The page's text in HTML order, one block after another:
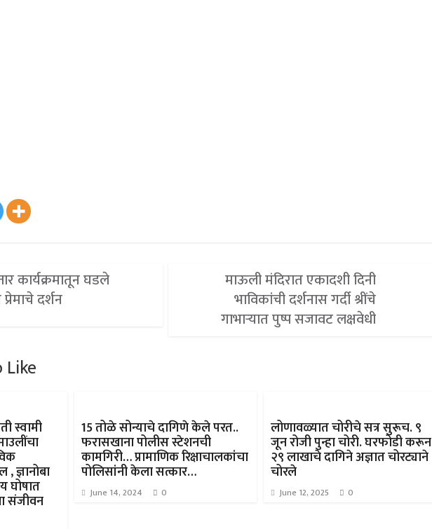
कार्यक्रमातून घडले
प्रेमाचे दर्शन
माऊली मंदिरात एकादशी दिनी
भाविकांची दर्शनास गर्दी श्रींचे
गाभाऱ्यात पुष्प सजावट लक्षवेधी
Like
स्वामी
, ज्ञानोबा
घोषात
संजीवन
15 तोळे सोन्याचे दागिणे केले परत..
फरासखाना पोलीस स्टेशनची
कामगिरी… प्रामाणिक रिक्षाचालकांचा
पोलिसांनी केला सत्कार…
June 14, 2024 0
लोणावळ्यात चोरीचे सत्र सुरूच. ९
जून रोजी पुन्हा चोरी. घरफोडी करून
२९ लाखाचे दागिने अज्ञात चोरट्याने
चोरले
June 12, 2025 0